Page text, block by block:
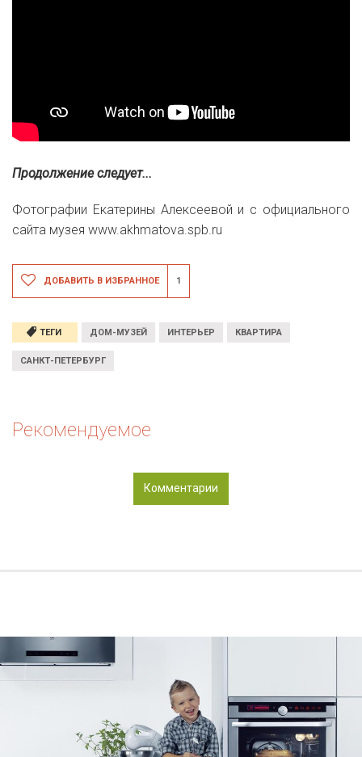
Продолжение следует...
Фотографии Екатерины Алексеевой и с официального
сайта музея www.akhmatova.spb.ru
ДОБАВИТЬ В ИЗБРАННОЕ 1
ТЕГИ ДОМ-МУЗЕЙ ИНТЕРЬЕР КВАРТИРА
САНКТ-ПЕТЕРБУРГ
Рекомендуемое
Комментарии